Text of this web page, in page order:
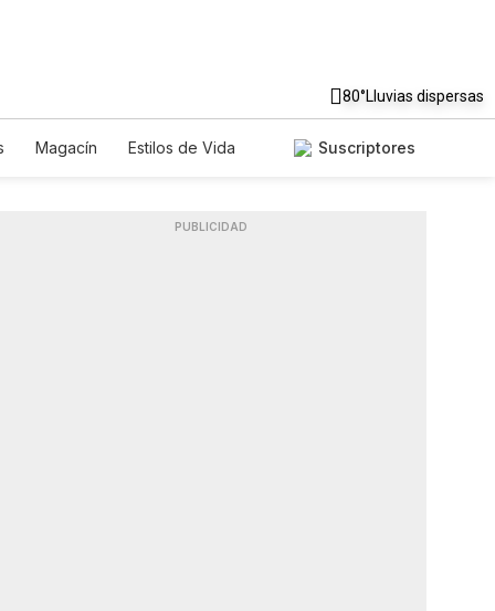
80°Lluvias dispersas
Magacín
Estilos de Vida
Suscriptores
PUBLICIDAD